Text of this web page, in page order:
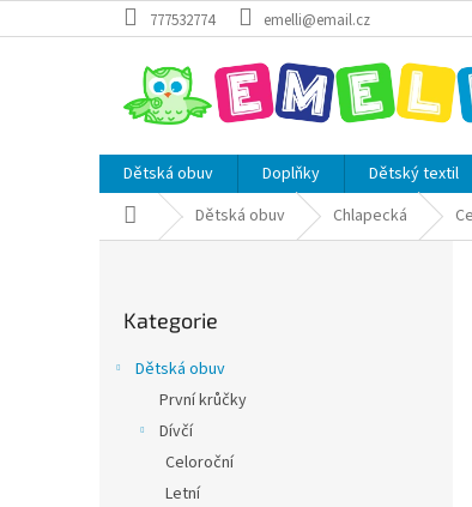
na
777532774 emelli@email.cz
Dětská obuv Doplňky Dětský textil
Domů Dětská obuv Chlapecká
kategorie
Kategorie
Dětská obuv
První krůčky
Dívčí
Celoroční
Letní